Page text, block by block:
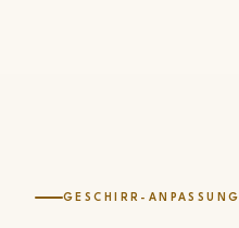
GESCHIRR-ANPASSUNG